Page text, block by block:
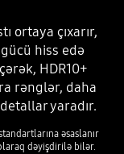
ortaya çıxarır,
hiss edə
HDR10+
rənglər, daha
yaradır.
əsaslanır
dəyişdirilə bilər.
HDR 10+